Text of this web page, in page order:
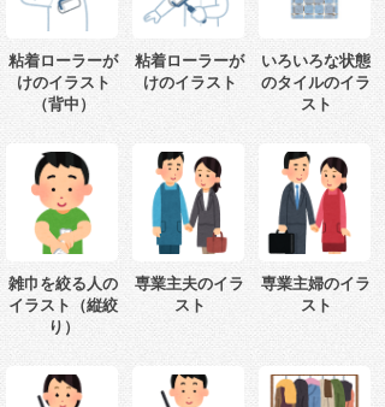
粘着ローラーが
けのイラスト
（背中）
粘着ローラーが
けのイラスト
いろいろな状態
のタイルのイラ
スト
雑巾を絞る人の
イラスト（縦絞
り）
専業主夫のイラ
スト
専業主婦のイラ
スト